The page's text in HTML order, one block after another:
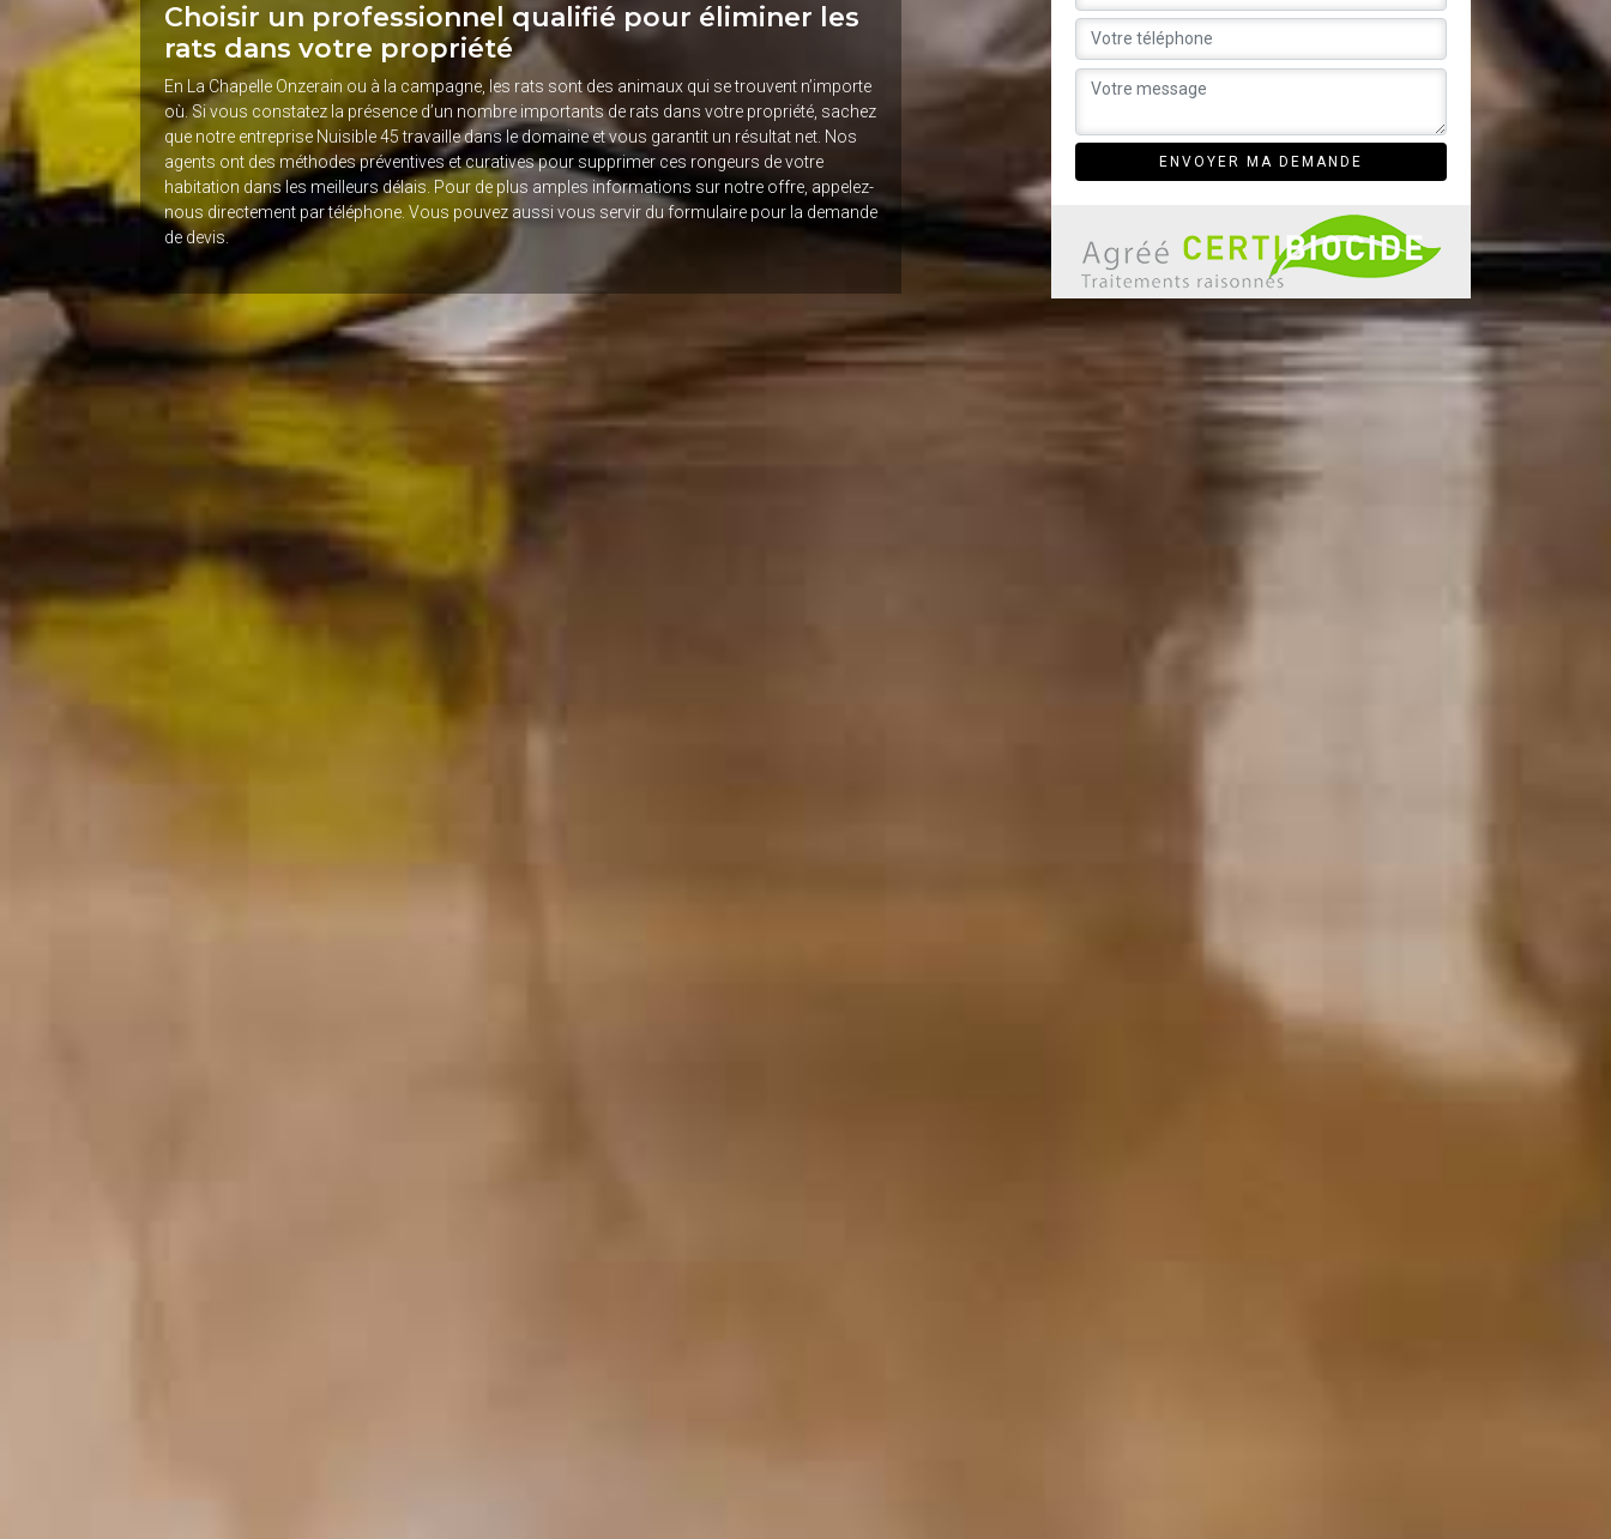
Choisir un professionnel qualifié pour éliminer les
rats dans votre propriété
En La Chapelle Onzerain ou à la campagne, les rats sont des animaux qui se trouvent n’importe
où. Si vous constatez la présence d’un nombre importants de rats dans votre propriété, sachez
que notre entreprise Nuisible 45 travaille dans le domaine et vous garantit un résultat net. Nos
agents ont des méthodes préventives et curatives pour supprimer ces rongeurs de votre
habitation dans les meilleurs délais. Pour de plus amples informations sur notre offre, appelez-
nous directement par téléphone. Vous pouvez aussi vous servir du formulaire pour la demande
de devis.